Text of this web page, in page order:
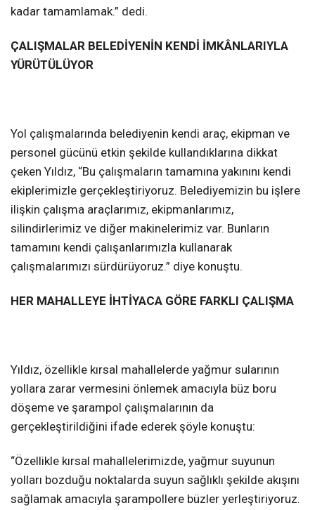
kadar tamamlamak.” dedi.
ÇALIŞMALAR BELEDİYENİN KENDİ İMKÂNLARIYLA
YÜRÜTÜLÜYOR
Yol çalışmalarında belediyenin kendi araç, ekipman ve
personel gücünü etkin şekilde kullandıklarına dikkat
çeken Yıldız, “Bu çalışmaların tamamına yakınını kendi
ekiplerimizle gerçekleştiriyoruz. Belediyemizin bu işlere
ilişkin çalışma araçlarımız, ekipmanlarımız,
silindirlerimiz ve diğer makinelerimiz var. Bunların
tamamını kendi çalışanlarımızla kullanarak
çalışmalarımızı sürdürüyoruz.” diye konuştu.
HER MAHALLEYE İHTİYACA GÖRE FARKLI ÇALIŞMA
Yıldız, özellikle kırsal mahallelerde yağmur sularının
yollara zarar vermesini önlemek amacıyla büz boru
döşeme ve şarampol çalışmalarının da
gerçekleştirildiğini ifade ederek şöyle konuştu:
“Özellikle kırsal mahallelerimizde, yağmur suyunun
yolları bozduğu noktalarda suyun sağlıklı şekilde akışını
sağlamak amacıyla şarampollere büzler yerleştiriyoruz.